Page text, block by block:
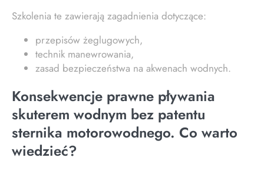
Szkolenia te zawierają zagadnienia dotyczące:
przepisów żeglugowych,
technik manewrowania,
zasad bezpieczeństwa na akwenach wodnych.
Konsekwencje prawne pływania
skuterem wodnym bez patentu
sternika motorowodnego. Co warto
wiedzieć?